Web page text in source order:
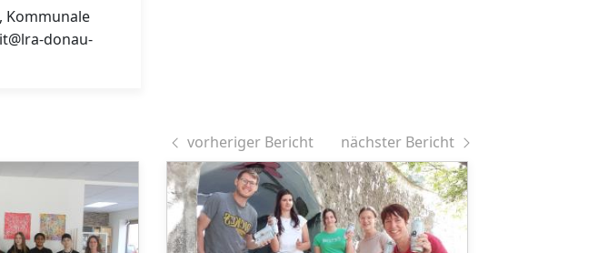
Kommunale
donau-
vorheriger Bericht nächster Bericht